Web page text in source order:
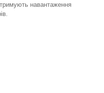
навантаження